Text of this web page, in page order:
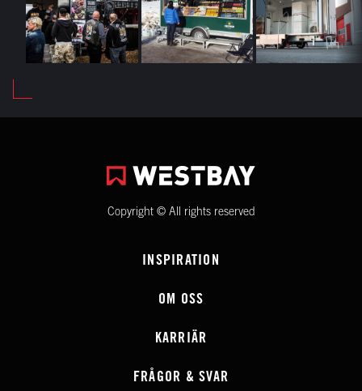
Copyright © All rights reserved
INSPIRATION
OM OSS
KARRIÄR
FRÅGOR & SVAR